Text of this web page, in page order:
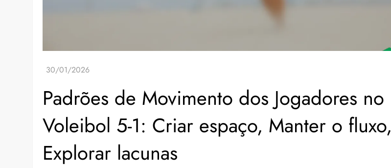
Padrões de Movimento dos Jogadores no
Voleibol 5-1: Criar espaço, Manter o fluxo,
Explorar lacunas